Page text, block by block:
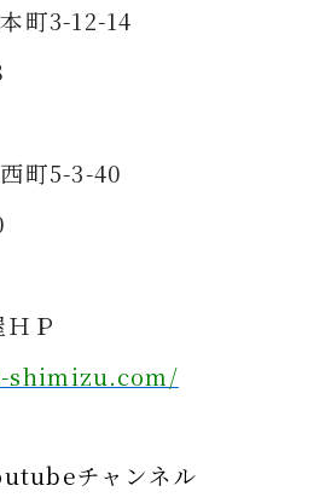
町3-12-14
町5-3-40
Ｐ
shimizu.com/
チャンネル